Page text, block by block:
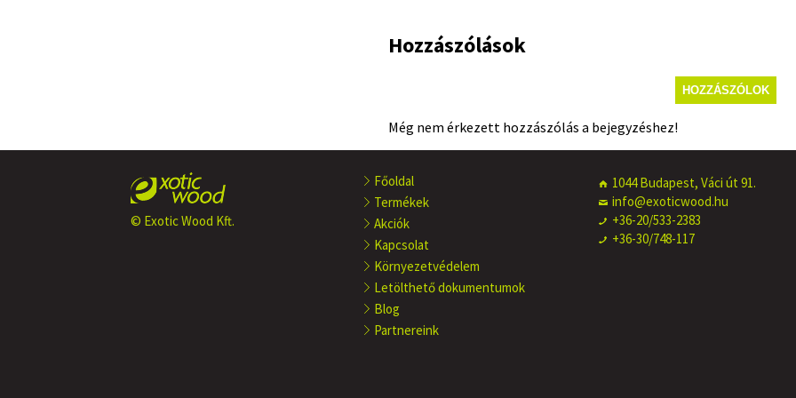
Hozzászólások
HOZZÁSZÓLOK
Még nem érkezett hozzászólás a bejegyzéshez!
© Exotic Wood Kft.
Főoldal
Termékek
Akciók
Kapcsolat
Környezetvédelem
Letölthető dokumentumok
Blog
Partnereink
1044 Budapest, Váci út 91.
info@exoticwood.hu
+36-20/533-2383
+36-30/748-117